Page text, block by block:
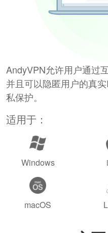
AndyVPN允许用户通过
并且可以隐匿用户的真
私保护。
适用于：
Windows
macOS